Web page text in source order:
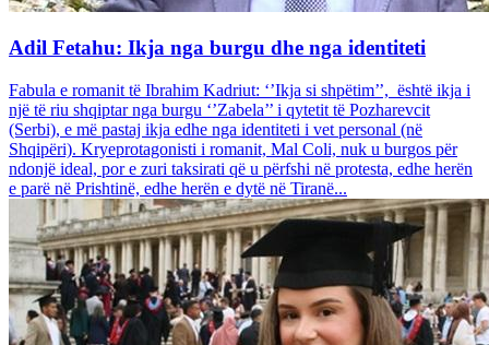
Adil Fetahu: Ikja nga burgu dhe nga identiteti
Fabula e romanit të Ibrahim Kadriut: ‘’Ikja si shpëtim’’, është ikja i
një të riu shqiptar nga burgu ‘’Zabela’’ i qytetit të Pozharevcit
(Serbi), e më pastaj ikja edhe nga identiteti i vet personal (në
Shqipëri). Kryeprotagonisti i romanit, Mal Coli, nuk u burgos për
ndonjë ideal, por e zuri taksirati që u përfshi në protesta, edhe herën
e parë në Prishtinë, edhe herën e dytë në Tiranë...